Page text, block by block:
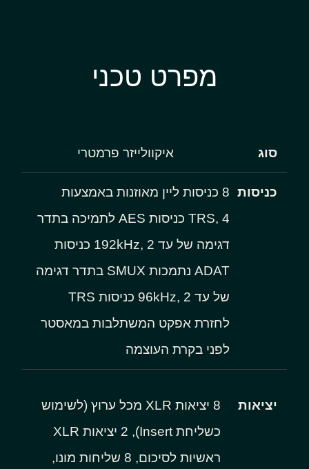
מפרט טכני
סוג איקוולייזר פרמטרי
כניסות
8 כניסות ליין מאוזנות באמצעות
TRS, 4 כניסות AES לתמיכה בתדר
דגימה של עד 192kHz, 2 כניסות
ADAT נתמכות SMUX בתדר דגימה
של עד 96kHz, 2 כניסות TRS
לחזרת אפקט המשתלבות במאסטר
לפני בקרת העוצמה
יציאות
8 יציאות XLR מכל ערוץ (לשימוש
כשליחת Insert), 2 יציאות XLR
ראשיות לסיכום, 8 שליחות מונו,